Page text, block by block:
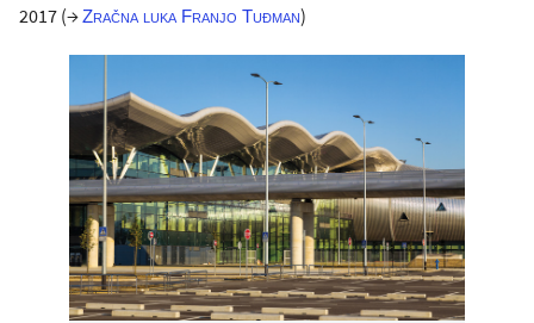
2017 (→Zračna luka Franjo Tuđman)